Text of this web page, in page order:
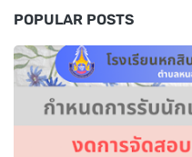
POPULAR POSTS